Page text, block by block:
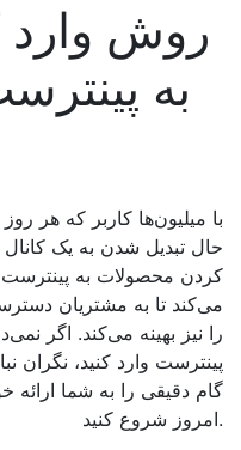
روش
به
با میلیون‌ها کاربر که هر
حال تبدیل شدن به یک
کردن محصولات به
می‌کند تا به مشتریان دسترسی
را نیز بهینه می‌کند. اگر
پینترست وارد کنید، نگران
گام دقیقی را به شما ارائه
امروز شروع کنید.